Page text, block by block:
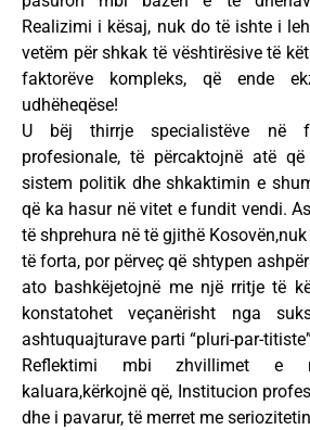
Realizimi i kësaj, nuk do të ishte i
vetëm për shkak të vështirësive të
faktorëve kompleks, që ende
udhëheqëse!
U bëj thirrje specialistëve në
profesionale, të përcaktojnë atë
sistem politik dhe shkaktimin e
që ka hasur në vitet e fundit vendi.
të shprehura në të gjithë
të forta, por përveç që shtypen
ato bashkëjetojnë me një rritje të
konstatohet veçanërisht nga
ashtuquajturave parti “pluri-par-
Reflektimi mbi zhvillimet e
kaluara,kërkojnë që, Institucion
dhe i pavarur, të merret me